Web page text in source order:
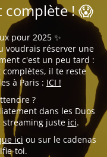
complète ! 😱
pour 2025 ✨
voudrais réserver une
c'est un peu tard :
il te reste
à Paris : ICI !
?
dans les Duos
streaming juste ici.
ici ou sur le cadenas
toi.